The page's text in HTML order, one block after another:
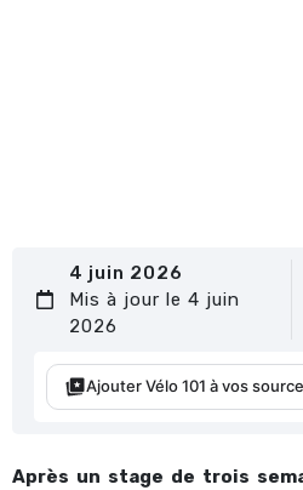
4 juin 2026
Mis à jour le 4 juin
2026
Ajouter Vélo 101 à vos
Après un stage de trois